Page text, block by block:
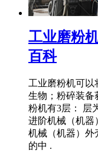
工业磨粉
百科
工业磨粉机可以
生物；粉碎装备
粉机有3层： 层
进阶机械（机器
机械（机器）外
的中 .